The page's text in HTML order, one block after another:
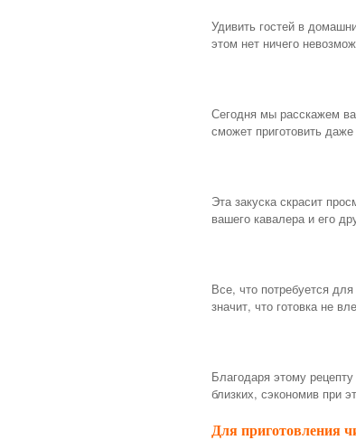
Удивить гостей в
этом нет ничего
Сегодня мы расскажем
сможет приготовить
Эта закуска скрасит
вашего кавалера и его
Все, что потребуется
значит, что готовка не
Благодаря этому
близких, сэкономив при
Для приготовления